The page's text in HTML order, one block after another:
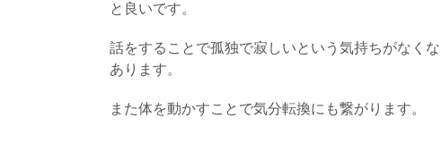
と良いです。
話をすることで孤独で寂しいという気持ちがなく
あります。
また体を動かすことで気分転換にも繋がります。